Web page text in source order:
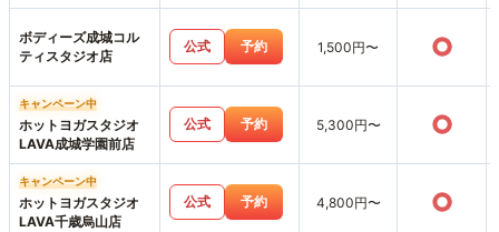
ボディーズ成城コル
ティスタジオ店
公式 予約 1,500円〜 ○
キャンペーン中
ホットヨガスタジオ
LAVA成城学園前店
公式 予約 5,300円〜 ○
キャンペーン中
ホットヨガスタジオ
LAVA千歳烏山店
公式 予約 4,800円〜 ○